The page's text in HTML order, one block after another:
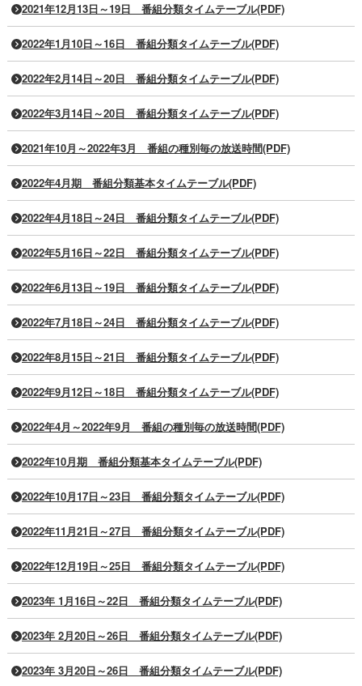
2021年12月13日～19日 番組分類タイムテーブル(PDF)
2022年1月10日～16日 番組分類タイムテーブル(PDF)
2022年2月14日～20日 番組分類タイムテーブル(PDF)
2022年3月14日～20日 番組分類タイムテーブル(PDF)
2021年10月～2022年3月 番組の種別毎の放送時間(PDF)
2022年4月期 番組分類基本タイムテーブル(PDF)
2022年4月18日～24日 番組分類タイムテーブル(PDF)
2022年5月16日～22日 番組分類タイムテーブル(PDF)
2022年6月13日～19日 番組分類タイムテーブル(PDF)
2022年7月18日～24日 番組分類タイムテーブル(PDF)
2022年8月15日～21日 番組分類タイムテーブル(PDF)
2022年9月12日～18日 番組分類タイムテーブル(PDF)
2022年4月～2022年9月 番組の種別毎の放送時間(PDF)
2022年10月期 番組分類基本タイムテーブル(PDF)
2022年10月17日～23日 番組分類タイムテーブル(PDF)
2022年11月21日～27日 番組分類タイムテーブル(PDF)
2022年12月19日～25日 番組分類タイムテーブル(PDF)
2023年 1月16日～22日 番組分類タイムテーブル(PDF)
2023年 2月20日～26日 番組分類タイムテーブル(PDF)
2023年 3月20日～26日 番組分類タイムテーブル(PDF)